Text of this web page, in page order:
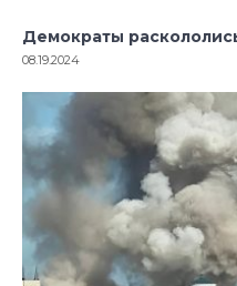
Демократы
08.19.2024